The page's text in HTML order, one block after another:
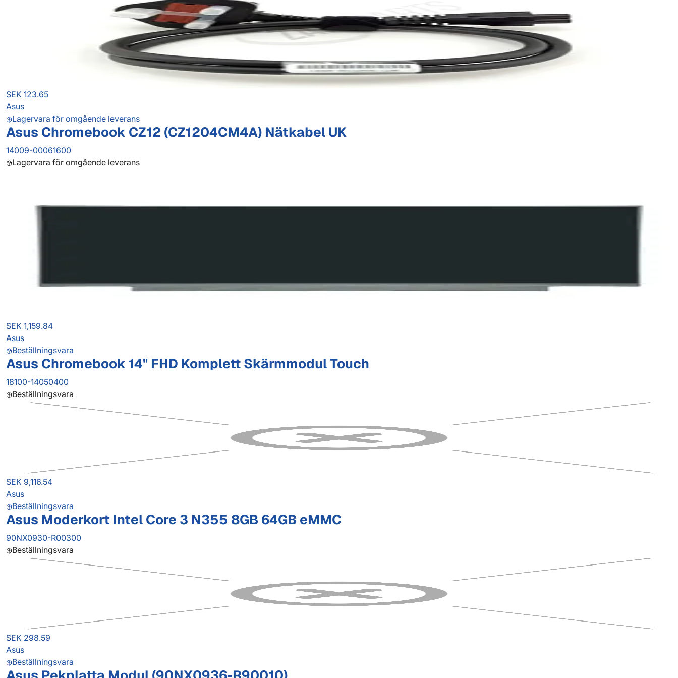
SEK 123.65
Asus
Lagervara för omgående leverans
Asus Chromebook CZ12 (CZ1204CM4A) Nätkabel UK
14009-00061600
Lagervara för omgående leverans
SEK 1,159.84
Asus
Beställningsvara
Asus Chromebook 14" FHD Komplett Skärmmodul Touch
18100-14050400
Beställningsvara
SEK 9,116.54
Asus
Beställningsvara
Asus Moderkort Intel Core 3 N355 8GB 64GB eMMC
90NX0930-R00300
Beställningsvara
SEK 298.59
Asus
Beställningsvara